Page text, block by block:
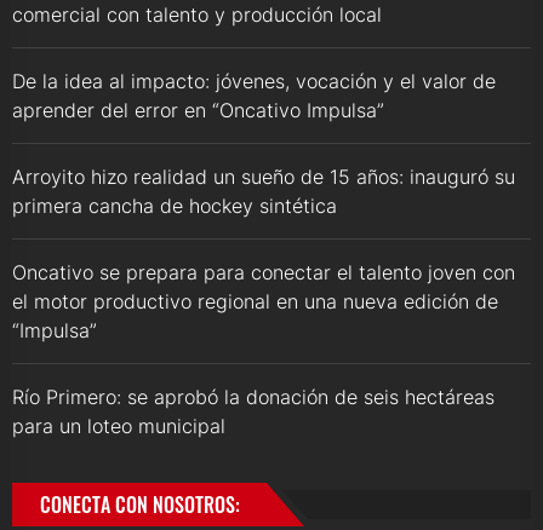
comercial con talento y producción local
De la idea al impacto: jóvenes, vocación y el valor de
aprender del error en “Oncativo Impulsa”
Arroyito hizo realidad un sueño de 15 años: inauguró su
primera cancha de hockey sintética
Oncativo se prepara para conectar el talento joven con
el motor productivo regional en una nueva edición de
“Impulsa”
Río Primero: se aprobó la donación de seis hectáreas
para un loteo municipal
CONECTA CON NOSOTROS: